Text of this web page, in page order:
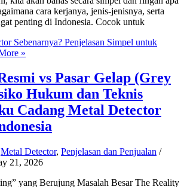
cara kerjanya, jenis-jenisnya, serta
penting di Indonesia. Cocok untuk
Sebenarnya? Penjelasan Simpel untuk
»
vs Pasar Gelap (Grey
Hukum dan Teknis
Cadang Metal Detector
Metal Detector, Penjelasan dan Penjualan /
21, 2026
yang Berujung Masalah Besar The Reality